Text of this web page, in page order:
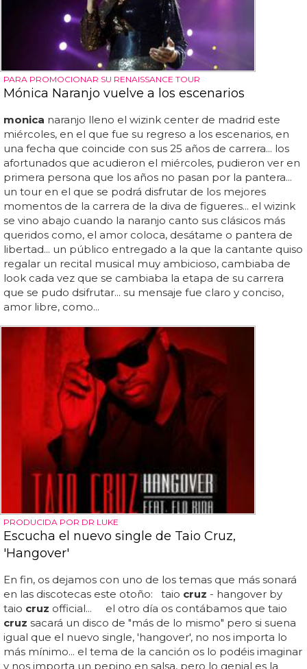
PARA PROMOCIONAR SU RENAISSANCE TOUR
Mónica Naranjo vuelve a los escenarios
monica naranjo lleno el wizink center de madrid este
miércoles, en el que fue su regreso a los escenarios, en
una fecha que coincide con sus 25 años de carrera... los
afortunados que acudieron el miércoles, pudieron ver en
primera persona que los años no pasan por la pantera...
un tour en el que se podrá disfrutar de los mejores
momentos de la carrera de la diva de figueres... el wizink
se vino abajo cuando la naranjo canto sus clásicos más
queridos como, el amor coloca, desátame o pantera de
libertad... un público entregado a la que la cantante quiso
regalar un recital musical muy ambicioso, cambiaba de
look cada vez que se cambiaba la etapa de su carrera
que se pudo dsifrutar... su mensaje fue claro y conciso,
amor libre, como...
PRODUCIDA POR DR LUKE
Escucha el nuevo single de Taio Cruz,
'Hangover'
En fin, os dejamos con uno de los temas que más sonará
en las discotecas este otoño: taio cruz - hangover by
taio cruz official... el otro día os contábamos que taio
cruz sacará un disco de "más de lo mismo" pero si suena
igual que el nuevo single, 'hangover', no nos importa lo
más mínimo... el tema de la canción os lo podéis imaginar
y nos importa un pepino en salsa, pero lo genial es la